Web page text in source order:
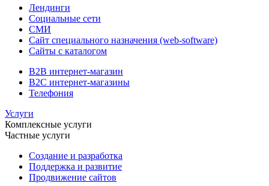
Лендинги
Социальные сети
СМИ
Сайт специального назначения (web-software)
Сайты с каталогом
B2B интернет-магазин
B2C интернет-магазины
Телефония
Услуги
Комплексные услуги
Частные услуги
Создание и разработка
Поддержка и развитие
Продвижение сайтов